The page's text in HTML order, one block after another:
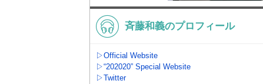
斉藤和義のプロフィール
▷Official Website
▷“202020” Special Website
▷Twitter